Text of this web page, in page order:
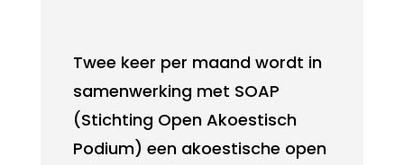
Twee keer per maand wordt in
samenwerking met SOAP
(Stichting Open Akoestisch
Podium) een akoestische open